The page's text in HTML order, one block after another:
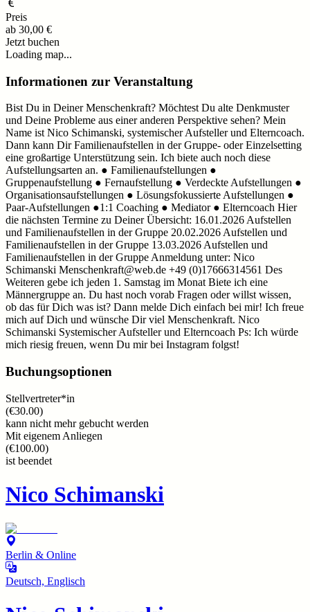
Preis
ab 30,00 €
Jetzt buchen
Loading map...
Informationen zur Veranstaltung
Bist Du in Deiner Menschenkraft? Möchtest Du alte Denkmuster
und Deine Probleme aus einer anderen Perspektive sehen? Mein
Name ist Nico Schimanski, systemischer Aufsteller und Elterncoach.
Dann kann Dir Familienaufstellen in der Gruppe- oder Einzelsetting
eine großartige Unterstützung sein. Ich biete auch noch diese
Aufstellungsarten an. ● Familienaufstellungen ●
Gruppenaufstellung ● Fernaufstellung ● Verdeckte Aufstellungen ●
Organisationsaufstellungen ● Lösungsfokussierte Aufstellungen ●
Paar-Aufstellungen ●1:1 Coaching ● Mediator ● Elterncoach Hier
die nächsten Termine zu Deiner Übersicht: 16.01.2026 Aufstellen
und Familienaufstellen in der Gruppe 20.02.2026 Aufstellen und
Familienaufstellen in der Gruppe 13.03.2026 Aufstellen und
Familienaufstellen in der Gruppe Anmeldung unter: Nico
Schimanski Menschenkraft@web.de +49 (0)17666314561 Des
Weiteren gebe ich jeden 1. Samstag im Monat Biete ich eine
Männergruppe an. Du hast noch vorab Fragen oder willst wissen,
ob das für Dich was ist? Dann melde Dich einfach bei mir! Ich freue
mich auf Dich und wünsche Dir viel Menschenkraft. Nico
Schimanski Systemischer Aufsteller und Elterncoach Ps: Ich würde
mich riesig freuen, wenn Du mir bei Instagram folgst!
Buchungsoptionen
Stellvertreter*in
(€30.00)
kann nicht mehr gebucht werden
Mit eigenem Anliegen
(€100.00)
ist beendet
Nico Schimanski
Berlin & Online
Deutsch, Englisch